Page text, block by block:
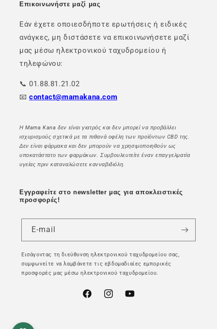
Επικοινωνήστε μαζί μας
Εάν έχετε οποιεσδήποτε ερωτήσεις ή ειδικές
ανάγκες, μη διστάσετε να επικοινωνήσετε μαζί
μας μέσω ηλεκτρονικού ταχυδρομείου ή
τηλεφώνου:
📞 01.88.81.21.02
📧contact@mamakana.com
Η Mama Kana δεν είναι γιατρός και δεν μπορεί να προβάλλει
ισχυρισμούς σχετικά με τα πιθανά οφέλη των προϊόντων CBD της.
Δεν είναι φάρμακα και δεν μπορούν να χρησιμοποιηθούν ως
υποκατάστατο των φαρμάκων. Συμβουλευτείτε έναν επαγγελματία
υγείας πριν καταναλώσετε κανναβιδιόλη.
Εγγραφείτε στο newsletter μας για αποκλειστικές
προσφορές!
E-mail
Εισάγοντας τη διεύθυνση ηλεκτρονικού ταχυδρομείου σας,
συμφωνείτε να λαμβάνετε τις εβδομαδιαίες εμπορικές
προσφορές μας μέσω ηλεκτρονικού ταχυδρομείου.
FacebookInstagramYouTube